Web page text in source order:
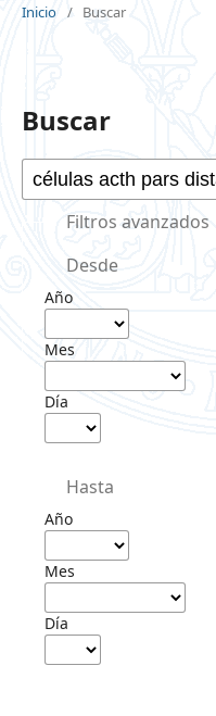
Inicio / Buscar
Buscar
Filtros avanzados
Desde
Año
Mes
Día
Hasta
Año
Mes
Día